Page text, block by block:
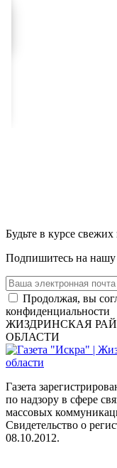
Будьте в курсе свежих
Подпишитесь на нашу
Продолжая, вы
конфиденциальности
ЖИЗДРИНСКАЯ
ОБЛАСТИ
Газета
по надзору в сфере
массовых
Свидетельство о
08.10.2012.